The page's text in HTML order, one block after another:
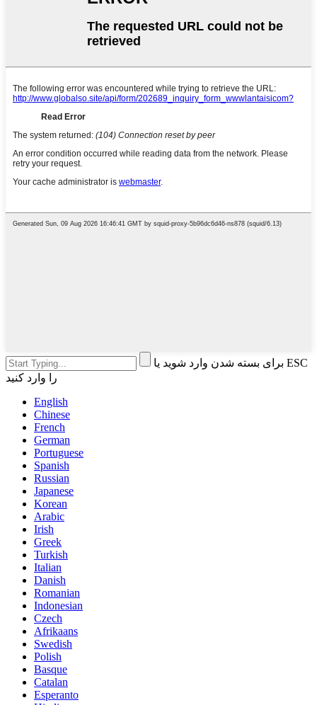
برای بسته شدن وارد شوید یا ESC
را وارد کنید
English
Chinese
French
German
Portuguese
Spanish
Russian
Japanese
Korean
Arabic
Irish
Greek
Turkish
Italian
Danish
Romanian
Indonesian
Czech
Afrikaans
Swedish
Polish
Basque
Catalan
Esperanto